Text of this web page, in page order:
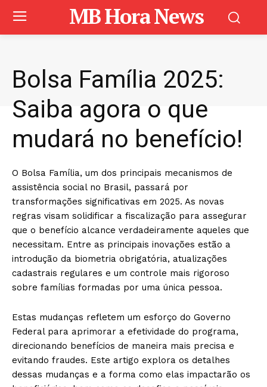
MB Hora News
Bolsa Família 2025:
Saiba agora o que
mudará no benefício!
O Bolsa Família, um dos principais mecanismos de
assistência social no Brasil, passará por
transformações significativas em 2025. As novas
regras visam solidificar a fiscalização para assegurar
que o benefício alcance verdadeiramente aqueles que
necessitam. Entre as principais inovações estão a
introdução da biometria obrigatória, atualizações
cadastrais regulares e um controle mais rigoroso
sobre famílias formadas por uma única pessoa.
Estas mudanças refletem um esforço do Governo
Federal para aprimorar a efetividade do programa,
direcionando benefícios de maneira mais precisa e
evitando fraudes. Este artigo explora os detalhes
dessas mudanças e a forma como elas impactarão os